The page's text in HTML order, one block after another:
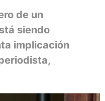
de un
siendo
implicación